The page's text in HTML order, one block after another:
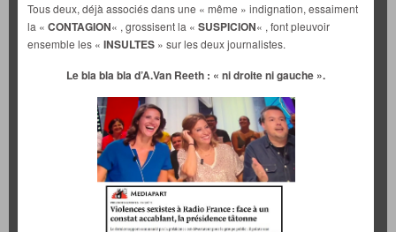
Tous deux, déjà associés dans une « même » indignation, essaiment
la « CONTAGION« , grossisent la « SUSPICION« , font pleuvoir
ensemble les « INSULTES » sur les deux journalistes.
Le bla bla bla d’A.Van Reeth : « ni droite ni gauche ».